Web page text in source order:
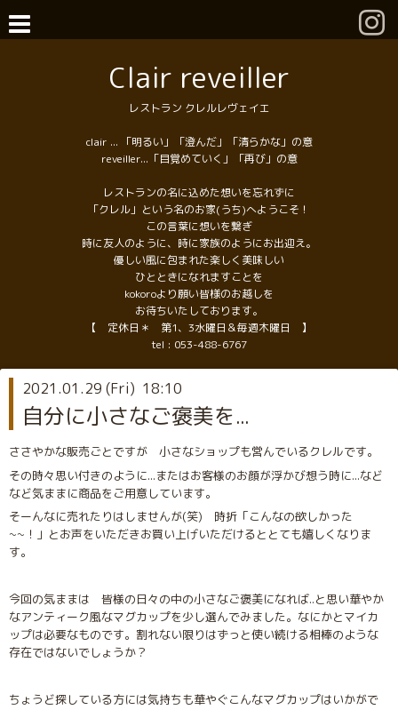
Clair reveiller
レストラン クレルレヴェイエ
clair ... 「明るい」「澄んだ」「清らかな」の意
reveiller...「目覚めていく」「再び」の意
レストランの名に込めた想いを忘れずに
「クレル」という名のお家(うち)へようこそ！
この言葉に想いを繋ぎ
時に友人のように、時に家族のようにお出迎え。
優しい風に包まれた楽しく美味しい
ひとときになれますことを
kokoroより願い皆様のお越しを
お待ちいたしております。
【 定休日＊ 第1、3水曜日＆毎週木曜日 】
tel : 053-488-6767
2021.01.29 (Fri) 18:10
自分に小さなご褒美を...
ささやかな販売ごとですが 小さなショップも営んでいるクレルです。
その時々思い付きのように...またはお客様のお顔が浮かび想う時に...など
など気ままに商品をご用意しています。
そーんなに売れたりはしませんが(笑) 時折「こんなの欲しかった
~~！」とお声をいただきお買い上げいただけるととても嬉しくなりま
す。
今回の気ままは 皆様の日々の中の小さなご褒美になれば..と思い華やか
なアンティーク風なマグカップを少し選んでみました。なにかとマイカ
ップは必要なものです。割れない限りはずっと使い続ける相棒のような
存在ではないでしょうか？
ちょうど探している方には気持ちも華やぐこんなマグカップはいかがで